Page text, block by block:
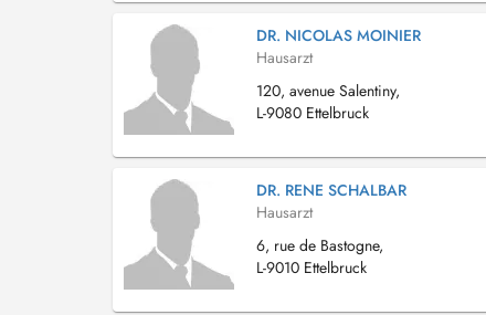
DR. NICOLAS MOINIER
Hausarzt
120, avenue Salentiny,
L-9080 Ettelbruck
DR. RENE SCHALBAR
Hausarzt
6, rue de Bastogne,
L-9010 Ettelbruck